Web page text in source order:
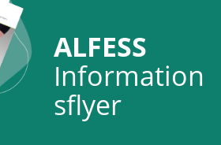
ALFESS
Information
sflyer